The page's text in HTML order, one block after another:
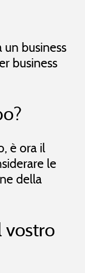
un business
business
è ora il
le
della
vostro